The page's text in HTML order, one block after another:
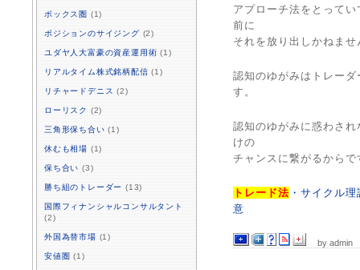
アプローチ法をとって
前に
それを放り出しかねませ
認知のゆがみはトレー
す。
認知のゆがみに惑わさ
けの
チャンスに繋がるからで
トレード法・サイクル理
意
by admin
ボックス圏 (1)
ポジションのサイジング (2)
ユダヤ人大富豪の資産運用術 (1)
リアルタイム株式銘柄配信 (1)
リチャードデニス (2)
ローリスク (2)
三角形保ち合い (1)
休むも相場 (1)
保ち合い (3)
勝ち組のトレーダー (13)
国際フィナンシャルコンサルタント
(2)
外国為替市場 (1)
安値圏 (1)